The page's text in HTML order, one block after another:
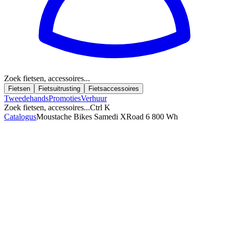
Zoek fietsen, accessoires...
Fietsen Fietsuitrusting Fietsaccessoires
TweedehandsPromotiesVerhuur
Zoek fietsen, accessoires...Ctrl K
CatalogusMoustache Bikes Samedi XRoad 6 800 Wh